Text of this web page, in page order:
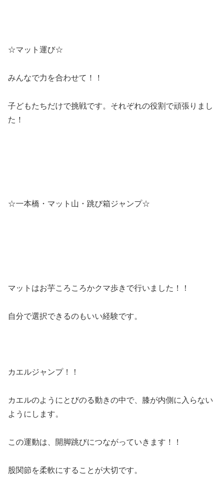
☆マット運び☆
みんなで力を合わせて！！
子どもたちだけで挑戦です。それぞれの役割で頑張りまし
た！
☆一本橋・マット山・跳び箱ジャンプ☆
マットはお芋ころころかクマ歩きで行いました！！
自分で選択できるのもいい経験です。
カエルジャンプ！！
カエルのようにとびのる動きの中で、膝が内側に入らない
ようにします。
この運動は、開脚跳びにつながっていきます！！
股関節を柔軟にすることが大切です。